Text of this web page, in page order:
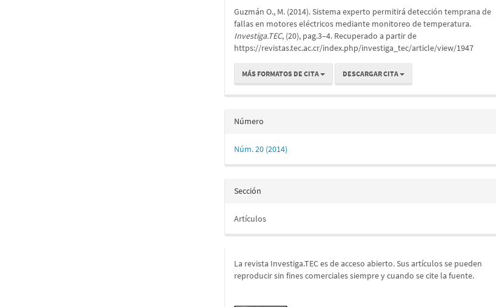
artículo
Guzmán O., M. (2014). Sistema experto permitirá detección temprana de
fallas en motores eléctricos mediante monitoreo de temperatura.
Investiga.TEC, (20), pag.3–4. Recuperado a partir de
https://revistas.tec.ac.cr/index.php/investiga_tec/article/view/1947
MÁS FORMATOS DE CITA DESCARGAR CITA
Número
Núm. 20 (2014)
Sección
Artículos
La revista Investiga.TEC es de acceso abierto. Sus artículos se pueden
reproducir sin fines comerciales siempre y cuando se cite la fuente.